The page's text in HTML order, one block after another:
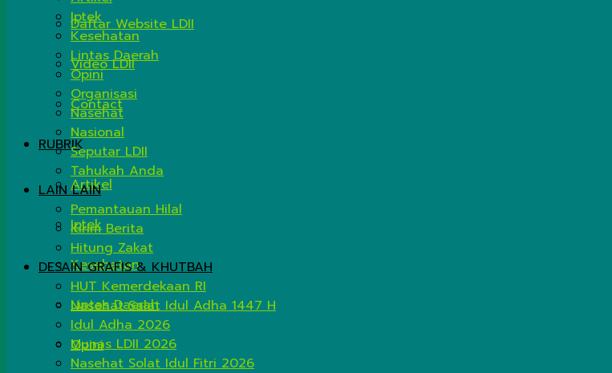
Daftar Website LDII
Video LDII
Contact
RUBRIK
Artikel
Iptek
Kesehatan
Lintas Daerah
Opini
Iptek
Kesehatan
Lintas Daerah
Opini
Organisasi
Nasehat
Nasional
Seputar LDII
Tahukah Anda
LAIN LAIN
Pemantauan Hilal
Kirim Berita
Hitung Zakat
DESAIN GRAFIS & KHUTBAH
HUT Kemerdekaan RI
Nasehat Salat Idul Adha 1447 H
Idul Adha 2026
Munas LDII 2026
Nasehat Solat Idul Fitri 2026